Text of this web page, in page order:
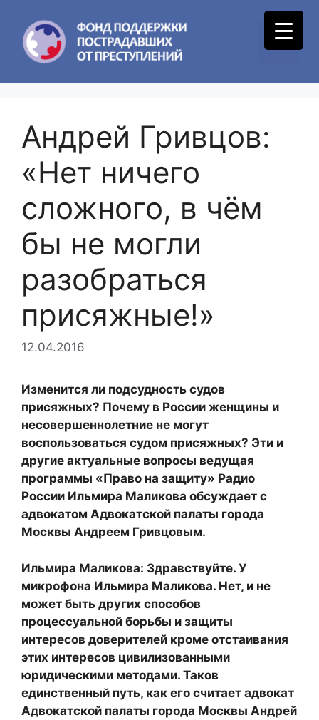
content
Menu
Андрей Гривцов:
«Нет ничего
сложного, в чём
бы не могли
разобраться
присяжные!»
12.04.2016
Изменится ли подсудность судов
присяжных? Почему в России женщины и
несовершеннолетние не могут
воспользоваться судом присяжных? Эти и
другие актуальные вопросы ведущая
программы «Право на защиту» Радио
России Ильмира Маликова обсуждает с
адвокатом Адвокатской палаты города
Москвы Андреем Гривцовым.
Ильмира Маликова: Здравствуйте. У
микрофона Ильмира Маликова. Нет, и не
может быть других способов
процессуальной борьбы и защиты
интересов доверителей кроме отстаивания
этих интересов цивилизованными
юридическими методами. Таков
единственный путь, как его считает адвокат
Адвокатской палаты города Москвы Андрей